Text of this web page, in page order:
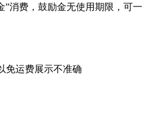
”消费，鼓励金无使用期限，可一
免运费展示不准确